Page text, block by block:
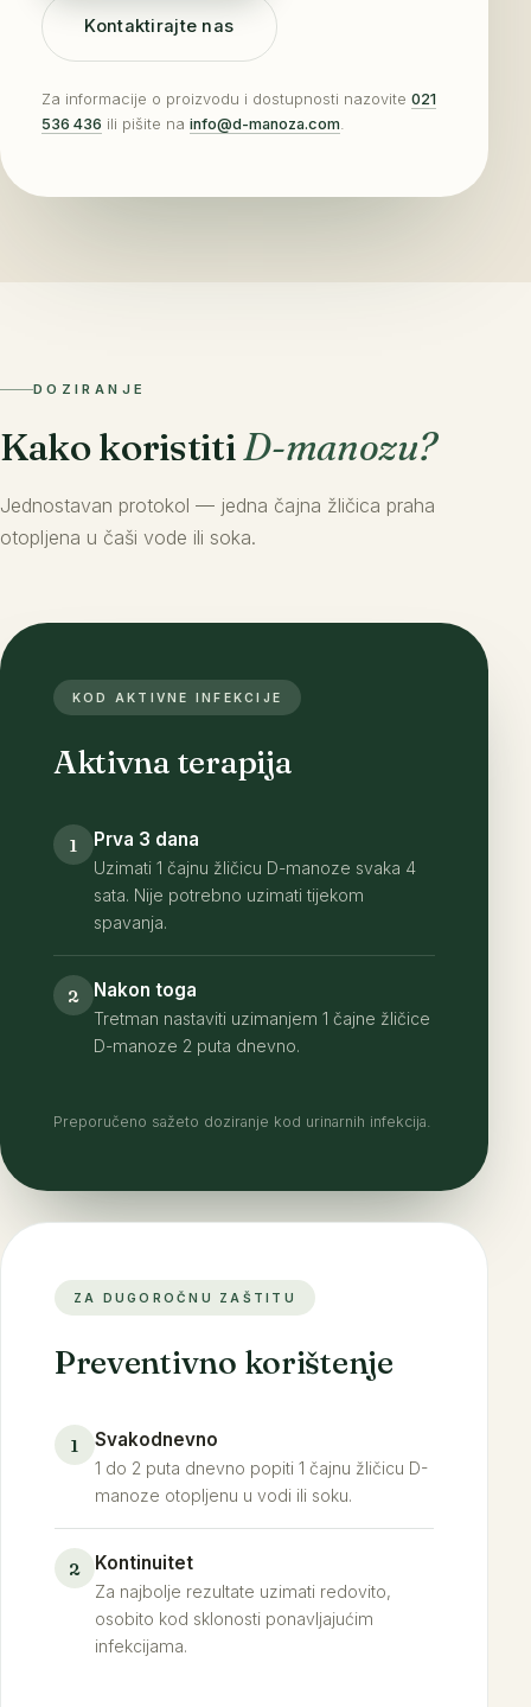
Kontaktirajte nas
Za informacije o proizvodu i dostupnosti nazovite021
536 436 ili pišite nainfo@d-manoza.com
DOZIRANJE
Kako koristitiD-manozu?
Jednostavan protokol — jedna čajna žličica praha
otopljena u čaši vode ili soka.
KOD AKTIVNE INFEKCIJE
Aktivna terapija
1 Prva 3 dana
Uzimati 1 čajnu žličicu D-manoze svaka 4
sata. Nije potrebno uzimati tijekom
spavanja.
2 Nakon toga
Tretman nastaviti uzimanjem 1 čajne žličice
D-manoze 2 puta dnevno.
Preporučeno sažeto doziranje kod urinarnih infekcija.
ZA DUGOROČNU ZAŠTITU
Preventivno korištenje
1 Svakodnevno
1 do 2 puta dnevno popiti 1 čajnu žličicu D-
manoze otopljenu u vodi ili soku.
2 Kontinuitet
Za najbolje rezultate uzimati redovito,
osobito kod sklonosti ponavljajućim
infekcijama.